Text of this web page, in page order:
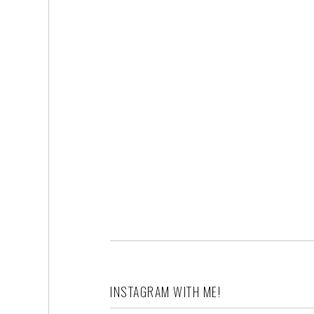
INSTAGRAM WITH ME!